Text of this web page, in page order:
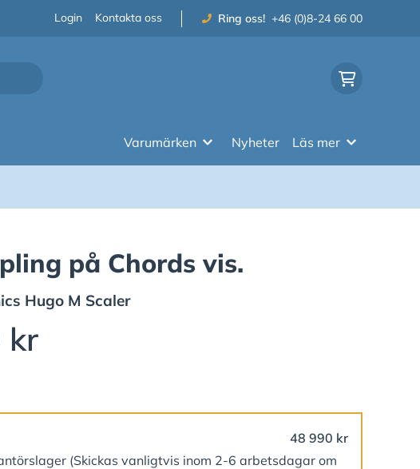
Login Kontakta oss Ring oss! +46 (0)8-24 66 00
Varumärken Nyheter Läs mer
på Chords vis.
Hugo M Scaler
kr
48 990 kr
(Skickas vanligtvis inom 2-6 arbetsdagar om